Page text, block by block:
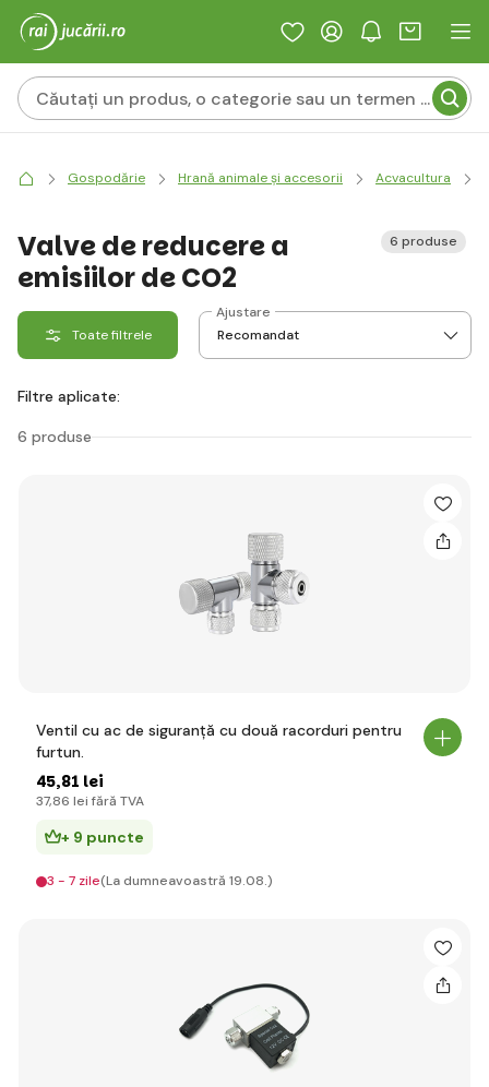
Gospodărie Hrană animale și accesorii Acvacultura
Valve de reducere a
emisiilor de CO2
6 produse
Toate filtrele
Ajustare
Filtre aplicate:
6 produse
Ventil cu ac de siguranță cu două racorduri pentru
furtun.
45,81 lei
37,86 lei fără TVA
+ 9 puncte
3 - 7 zile(La dumneavoastră 19.08.)